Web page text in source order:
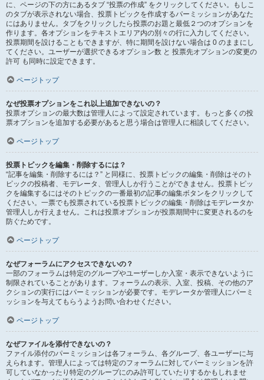
に、ページの下の方にあるタブ “投票の作成” をクリックしてください。もしこ
のタブが表示されない場合、投票トピックを作成するパーミッションがあなた
にはありません。タブをクリックしたら投票のお題と最低２つのオプションを
作ります。各オプションをテキストエリア内の別々の行に入力してください。
投票期間を設けることもできますが、特に期間を設けない場合は 0 のままにし
てください。ユーザーが選択できるオプション数 と 投票先オプションの変更の
許可 も同時に設定できます。
ページトップ
なぜ投票オプションをこれ以上追加できないの？
投票オプションの最大数は管理人によって設定されています。もっと多くの投
票オプションを追加する必要があると思う場合は管理人に相談してください。
ページトップ
投票トピックを編集・削除するには？
“記事を編集・削除するには？” と同様に、投票トピックの編集・削除はそのト
ピックの投稿者、モデレータ、管理人しか行うことができません。投票トピッ
クを編集するにはそのトピックの一番最初の記事の編集ボタンをクリックして
ください。一票でも投票されている投票トピックの編集・削除はモデレータか
管理人しか行えません。これは投票オプションが投票期間中に変更されるのを
防ぐためです。
ページトップ
なぜフォーラムにアクセスできないの？
一部のフォーラムは特定のグループやユーザーしか入室・表示できないように
制限されていることがあります。フォーラムの表示、入室、投稿、その他のア
クションの実行にはパーミッションが必要です。モデレータか管理人にパーミ
ッションを与えてもらうようお問い合わせください。
ページトップ
なぜファイルを添付できないの？
ファイル添付のパーミッションは各フォーラム、各グループ、各ユーザーに与
えられます。管理人によっては特定のフォーラムに対してパーミッションを許
可していなかったり特定のグループにのみ許可していたりするかもしれませ